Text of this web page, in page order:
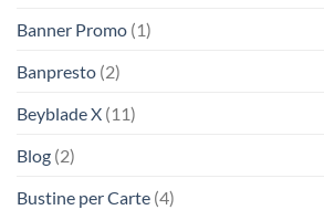
Banner Promo (1)
Banpresto (2)
Beyblade X (11)
Blog (2)
Bustine per Carte (4)